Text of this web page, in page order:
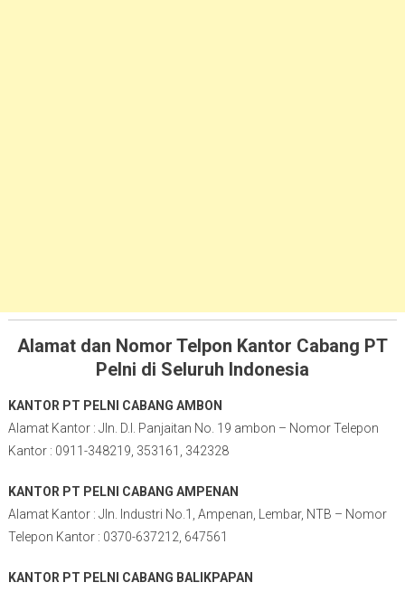
Alamat dan Nomor Telpon Kantor Cabang PT
Pelni di Seluruh Indonesia
KANTOR PT PELNI CABANG AMBON
Alamat Kantor : Jln. D.I. Panjaitan No. 19 ambon – Nomor Telepon
Kantor : 0911-348219, 353161, 342328
KANTOR PT PELNI CABANG AMPENAN
Alamat Kantor : Jln. Industri No.1, Ampenan, Lembar, NTB – Nomor
Telepon Kantor : 0370-637212, 647561
KANTOR PT PELNI CABANG BALIKPAPAN